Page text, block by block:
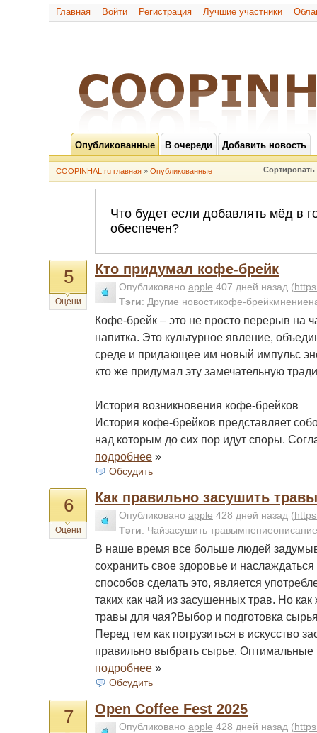
Главная Войти Регистрация Лучшие участники
Опубликованные В очереди Добавить новость
COOPINHAL.ru главная » Опубликованные
5
Оцени
Кто придумал кофе-брейк
Опубликовано apple 407 дней назад (
Тэги: Другие новостикофе-
Кофе-брейк – это не просто перерыв на
напитка. Это культурное явление,
среде и придающее им новый импульс
кто же придумал эту замечательную
История возникновения кофе-брейков
История кофе-брейков представляет
над которым до сих пор идут споры.
подробнее »
Обсудить
6
Оцени
Как правильно засушить
Опубликовано apple 428 дней назад (
Тэги: Чайзасушить травымнениеописание
В наше время все больше людей
сохранить свое здоровье и
способов сделать это, является
таких как чай из засушенных трав. Но
травы для чая?Выбор и подготовка
Перед тем как погрузиться в искусство
правильно выбрать сырье. Оптимальные
подробнее »
Обсудить
7 Open Coffee Fest 2025
Опубликовано apple 428 дней назад (